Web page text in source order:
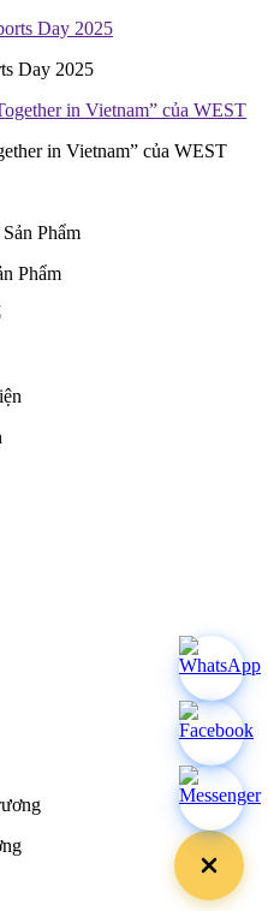
Day 2025
in Vietnam” của WEST
Phẩm